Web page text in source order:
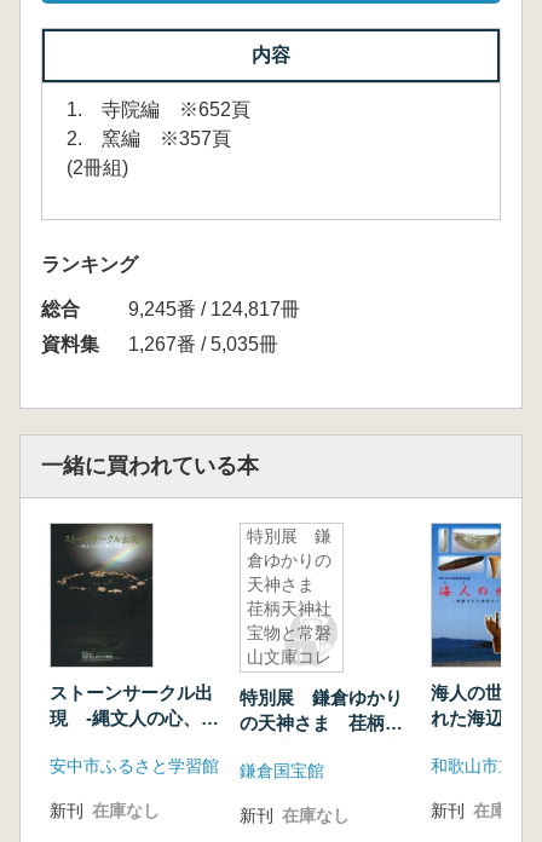
内容
1. 寺院編 ※652頁
2. 窯編 ※357頁
(2冊組)
ランキング
総合
9,245番 / 124,817冊
資料集
1,267番 / 5,035冊
一緒に買われている本
ストーンサークル出
現 -縄文人の心、環
安中市ふるさと学習館
新刊 在庫なし
特別展 鎌
倉ゆかりの
天神さま
荏柄天神社
宝物と常磐
山文庫コレ
特別展 鎌倉ゆかり
の天神さま 荏柄天
庫コレクション
鎌倉国宝館
新刊 在庫なし
海人の世界
れた海辺の
和歌山市立博
新刊 在庫なし